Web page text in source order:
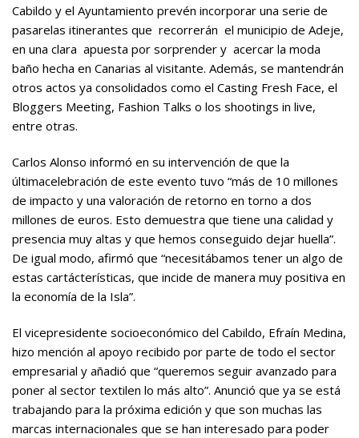
Cabildo y el Ayuntamiento prevén incorporar una serie de
pasarelas itinerantes que recorrerán el municipio de Adeje,
en una clara apuesta por sorprender y acercar la moda
baño hecha en Canarias al visitante. Además, se mantendrán
otros actos ya consolidados como el Casting Fresh Face, el
Bloggers Meeting, Fashion Talks o los shootings in live,
entre otras.
Carlos Alonso informó en su intervención de que la
últimacelebración de este evento tuvo “más de 10 millones
de impacto y una valoración de retorno en torno a dos
millones de euros. Esto demuestra que tiene una calidad y
presencia muy altas y que hemos conseguido dejar huella”.
De igual modo, afirmó que “necesitábamos tener un algo de
estas cartácterísticas, que incide de manera muy positiva en
la economía de la Isla”.
El vicepresidente socioeconómico del Cabildo, Efraín Medina,
hizo mención al apoyo recibido por parte de todo el sector
empresarial y añadió que “queremos seguir avanzado para
poner al sector textilen lo más alto”. Anunció que ya se está
trabajando para la próxima edición y que son muchas las
marcas internacionales que se han interesado para poder